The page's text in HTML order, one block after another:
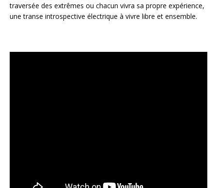
traversée des extrêmes ou chacun vivra sa propre expérience,
une transe introspective électrique à vivre libre et ensemble.